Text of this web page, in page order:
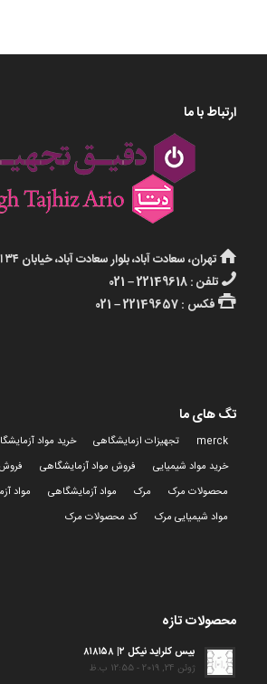
ارتباط با ما
تهران، سعادت آباد، بلوار سعادت آباد، خیابان ۳۴ ام، پلاک ۷۶، واحد ۱۴
تلفن : 22149618 – 021
فکس : 22149657 – 021
تگ های ما
merck تجهیزات ازمایشگاهی
خرید مواد
خرید مواد شیمیایی
فروش مواد آزمایشگاهی
محصولات مرک
مرک مواد آزمایشگاهی
مواد
مواد شیمیایی مرک
کد محصولات مرک
محصولات تازه
بیس کلراید نیکل ۲| ۸۱۸۱۵۸
ژوئن 24, 2019 - 12:55 ب.ظ